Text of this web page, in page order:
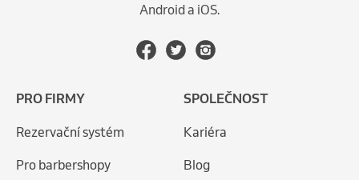
Android a iOS.
PRO FIRMY
Rezervační systém
Pro barbershopy
SPOLEČNOST
Kariéra
Blog